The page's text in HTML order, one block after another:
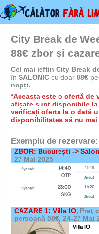
Skip
to
content
City Break de
88€ zbor și
Cel mai ieftin City Break
în SALONICcu doar 88€
nopți.
*Aceasta este o ofertă de
afișate sunt disponibile
verificați oferta la o dată
disponibilitatea să nu mai
Exemplu de rezervare:
ZBOR: București ->
27 Mai 2025
CAZARE 1: Villa IO, Preț
persoană 58€, 24-27 Mai